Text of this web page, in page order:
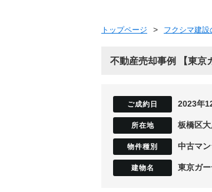
トップページ フクシマ建設
不動産売却事例 東京
2023年
板橋区
中古マ
東京ガ